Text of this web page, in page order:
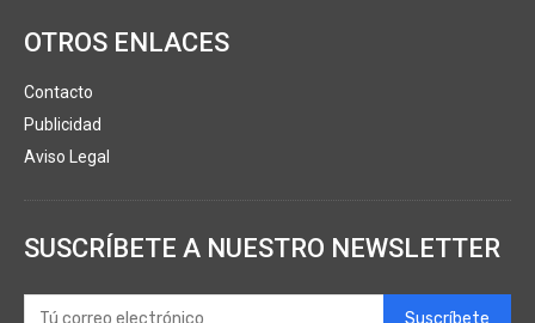
OTROS ENLACES
Contacto
Publicidad
Aviso Legal
SUSCRÍBETE A NUESTRO NEWSLETTER